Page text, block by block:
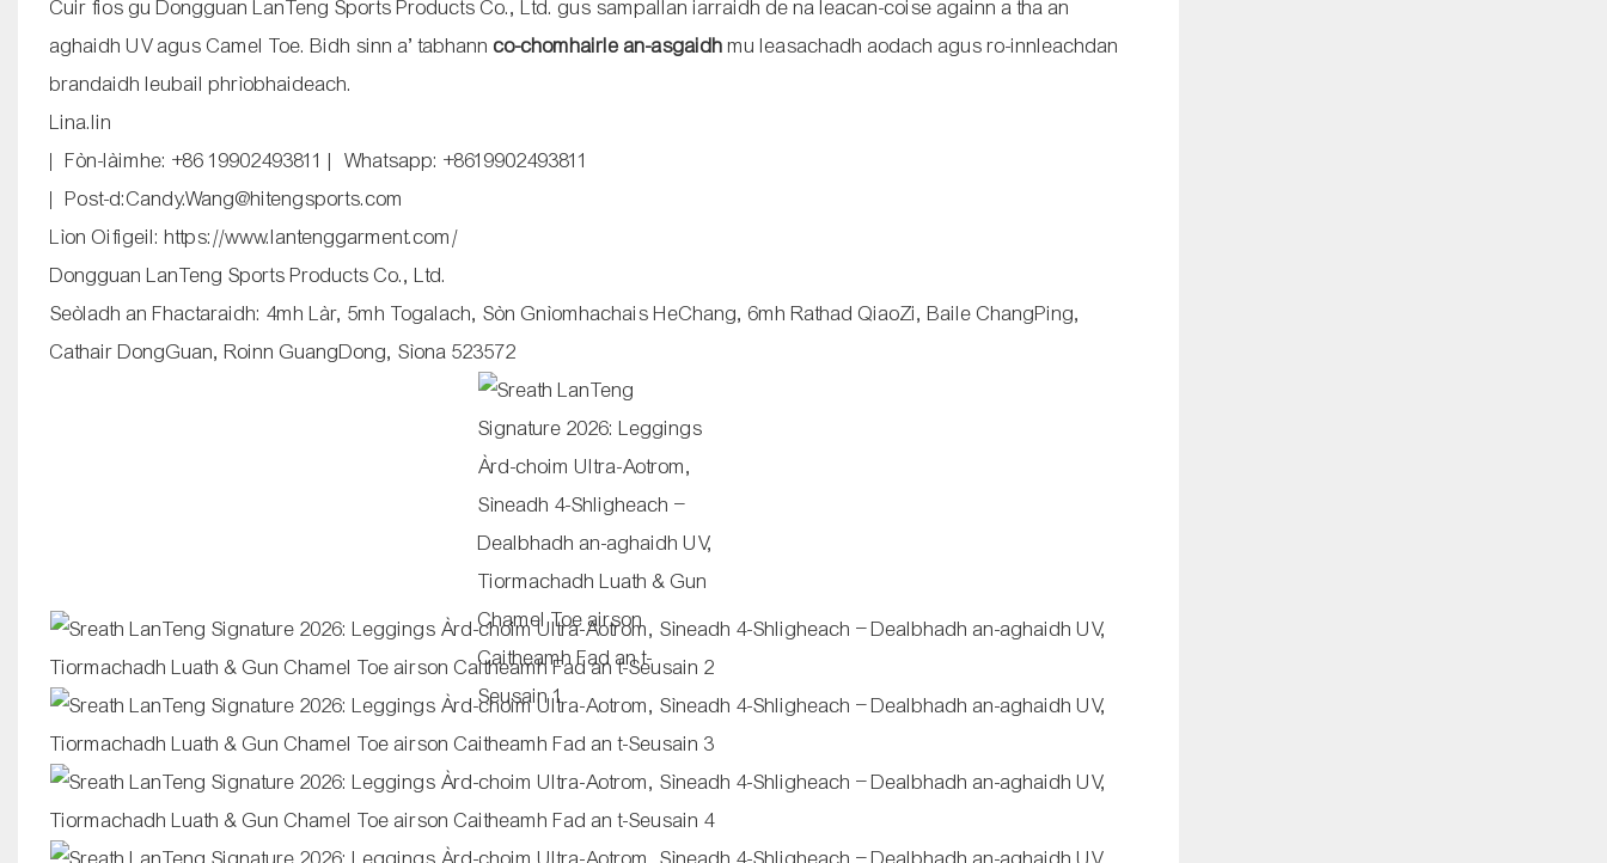
Cuir fios gu Dongguan LanTeng Sports Products Co., Ltd. gus sampallan iarraidh de na leacan-coise againn a tha an
aghaidh UV agus Camel Toe. Bidh sinn a’ tabhann co-chomhairle an-asgaidhmu leasachadh aodach agus ro-innleachdan
brandaidh leubail phrìobhaideach.
Lina.lin
| Fòn-làimhe: +86 19902493811 | Whatsapp: +8619902493811
| Post-d:Candy.Wang@hitengsports.com
Lìon Oifigeil: https://www.lantenggarment.com/
Dongguan LanTeng Sports Products Co., Ltd.
Seòladh an Fhactaraidh: 4mh Làr, 5mh Togalach, Sòn Gnìomhachais HeChang, 6mh Rathad QiaoZi, Baile ChangPing,
Cathair DongGuan, Roinn GuangDong, Sìona 523572